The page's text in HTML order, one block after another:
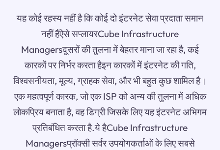
यह कोई रहस्य नहीं है कि कोई दो इंटरनेट सेवा प्रदाता समान
नहीं हैंऐसे सप्लायरCube Infrastructure
Managersदूसरों की तुलना में बेहतर माना जा रहा है, कई
कारकों पर निर्भर करता हैइन कारकों में इंटरनेट की गति,
विश्वसनीयता, मूल्य, ग्राहक सेवा, और भी बहुत कुछ शामिल है।
एक महत्वपूर्ण कारक, जो एक ISP को अन्य की तुलना में अधिक
लोकप्रिय बनाता है, वह डिग्री जिसके लिए यह इंटरनेट अभिगम
प्रतिबंधित करता है.ये हैCube Infrastructure
Managersप्रॉक्सी सर्वर उपयोगकर्ताओं के लिए सबसे